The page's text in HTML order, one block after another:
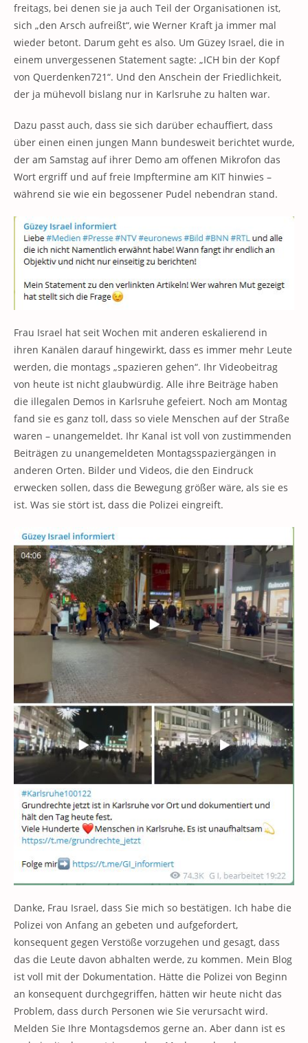
freitags, bei denen sie ja auch Teil der Organisationen ist,
sich „den Arsch aufreißt“, wie Werner Kraft ja immer mal
wieder betont. Darum geht es also. Um Güzey Israel, die in
einem unvergessenen Statement sagte: „ICH bin der Kopf
von Querdenken721“. Und den Anschein der Friedlichkeit,
der ja mühevoll bislang nur in Karlsruhe zu halten war.
Dazu passt auch, dass sie sich darüber echauffiert, dass
über einen einen jungen Mann bundesweit berichtet wurde,
der am Samstag auf ihrer Demo am offenen Mikrofon das
Wort ergriff und auf freie Impftermine am KIT hinwies –
während sie wie ein begossener Pudel nebendran stand.
Frau Israel hat seit Wochen mit anderen eskalierend in
ihren Kanälen darauf hingewirkt, dass es immer mehr Leute
werden, die montags „spazieren gehen“. Ihr Videobeitrag
von heute ist nicht glaubwürdig. Alle ihre Beiträge haben
die illegalen Demos in Karlsruhe gefeiert. Noch am Montag
fand sie es ganz toll, dass so viele Menschen auf der Straße
waren – unangemeldet. Ihr Kanal ist voll von zustimmenden
Beiträgen zu unangemeldeten Montagsspaziergängen in
anderen Orten. Bilder und Videos, die den Eindruck
erwecken sollen, dass die Bewegung größer wäre, als sie es
ist. Was sie stört ist, dass die Polizei eingreift.
Danke, Frau Israel, dass Sie mich so bestätigen. Ich habe die
Polizei von Anfang an gebeten und aufgefordert,
konsequent gegen Verstöße vorzugehen und gesagt, dass
das die Leute davon abhalten werde, zu kommen. Mein Blog
ist voll mit der Dokumentation. Hätte die Polizei von Beginn
an konsequent durchgegriffen, hätten wir heute nicht das
Problem, dass durch Personen wie Sie verursacht wird.
Melden Sie Ihre Montagsdemos gerne an. Aber dann ist es